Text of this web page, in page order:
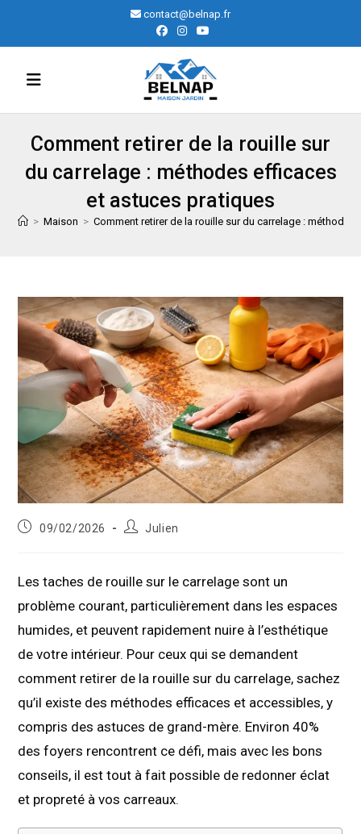
content
contact@belnap.fr
Comment retirer de la rouille sur
du carrelage : méthodes efficaces
et astuces pratiques
> Maison > Comment retirer de la rouille sur du carrelage :
Publication
09/02/2026
Auteur/autrice
Julien
Les taches de rouille sur le carrelage sont un
problème courant, particulièrement dans les espaces
humides, et peuvent rapidement nuire à l’esthétique
de votre intérieur. Pour ceux qui se demandent
comment retirer de la rouille sur du carrelage, sachez
qu’il existe des méthodes efficaces et accessibles, y
compris des astuces de grand-mère. Environ 40%
des foyers rencontrent ce défi, mais avec les bons
conseils, il est tout à fait possible de redonner éclat
et propreté à vos carreaux.